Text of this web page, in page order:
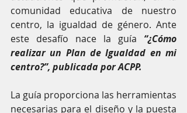
comunidad educativa de nuestro
centro, la igualdad de género. Ante
este desafío nace la guía “¿Cómo
realizar un Plan de Igualdad en mi
centro?”, publicada por ACPP.
La guía proporciona las herramientas
necesarias para el diseño y la puesta